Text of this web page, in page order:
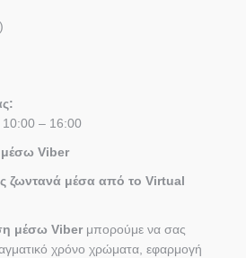
– 16:00
Viber
ζωντανά μέσα από το Virtual
μέσω Viber μπορούμε να σας
χρόνο χρώματα, εφαρμογή